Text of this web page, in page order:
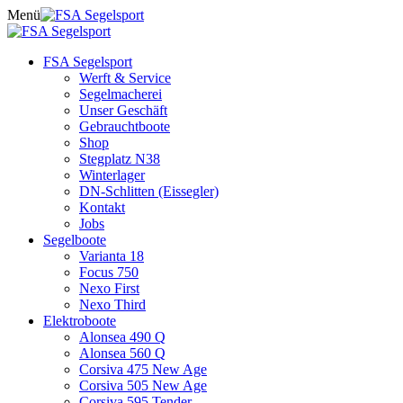
Skip
to
Menü
FSA Segelsport
Werft & Service
Segelmacherei
Unser Geschäft
Gebrauchtboote
Shop
Stegplatz N38
Winterlager
DN-Schlitten (Eissegler)
Kontakt
Jobs
Segelboote
Varianta 18
Focus 750
Nexo First
Nexo Third
Elektroboote
Alonsea 490 Q
Alonsea 560 Q
Corsiva 475 New Age
Corsiva 505 New Age